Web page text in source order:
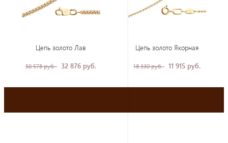
Цепь золото Лав
50 578 руб. 32 876 руб.
Цепь золото Якорная
18 330 руб. 11 915 руб.